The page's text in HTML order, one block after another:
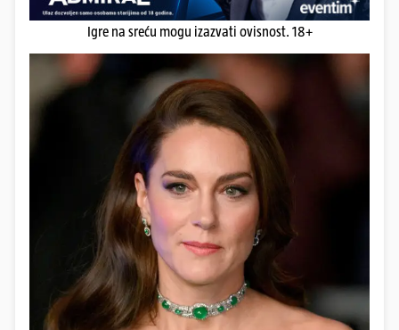
Igre na sreću mogu izazvati ovisnost. 18+